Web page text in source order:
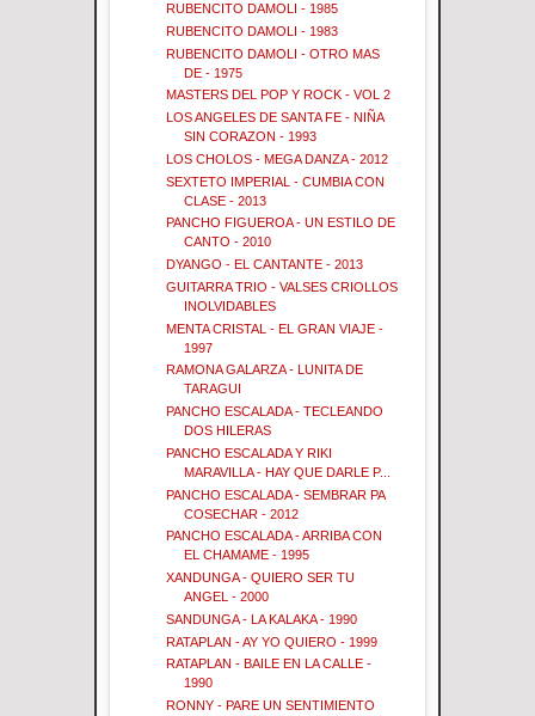
RUBENCITO DAMOLI - 1985
RUBENCITO DAMOLI - 1983
RUBENCITO DAMOLI - OTRO MAS
DE - 1975
MASTERS DEL POP Y ROCK - VOL 2
LOS ANGELES DE SANTA FE - NIÑA
SIN CORAZON - 1993
LOS CHOLOS - MEGA DANZA - 2012
SEXTETO IMPERIAL - CUMBIA CON
CLASE - 2013
PANCHO FIGUEROA - UN ESTILO DE
CANTO - 2010
DYANGO - EL CANTANTE - 2013
GUITARRA TRIO - VALSES CRIOLLOS
INOLVIDABLES
MENTA CRISTAL - EL GRAN VIAJE -
1997
RAMONA GALARZA - LUNITA DE
TARAGUI
PANCHO ESCALADA - TECLEANDO
DOS HILERAS
PANCHO ESCALADA Y RIKI
MARAVILLA - HAY QUE DARLE P...
PANCHO ESCALADA - SEMBRAR PA
COSECHAR - 2012
PANCHO ESCALADA - ARRIBA CON
EL CHAMAME - 1995
XANDUNGA - QUIERO SER TU
ANGEL - 2000
SANDUNGA - LA KALAKA - 1990
RATAPLAN - AY YO QUIERO - 1999
RATAPLAN - BAILE EN LA CALLE -
1990
RONNY - PARE UN SENTIMIENTO